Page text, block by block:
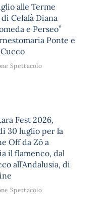
alle Terme
Cefalà Diana
e Perseo”
Ponte e
Spettacolo
Fest 2026,
30 luglio per la
Off da Zō a
il flamenco, dal
all’Andalusia, di
Spettacolo